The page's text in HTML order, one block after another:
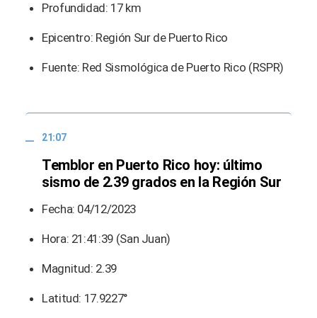
Profundidad: 17 km
Epicentro: Región Sur de Puerto Rico
Fuente: Red Sismológica de Puerto Rico (RSPR)
21:07
Temblor en Puerto Rico hoy: último
sismo de 2.39 grados en la Región Sur
Fecha: 04/12/2023
Hora: 21:41:39 (San Juan)
Magnitud: 2.39
Latitud: 17.9227°